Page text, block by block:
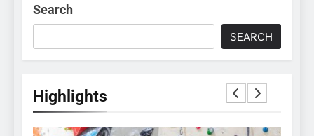
Search
SEARCH
Highlights